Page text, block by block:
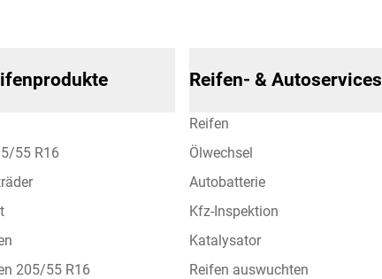
55 R16
205/55 R16
Reifen- & Autoservices
Reifen
Ölwechsel
Autobatterie
Kfz-Inspektion
Katalysator
Reifen auswuchten